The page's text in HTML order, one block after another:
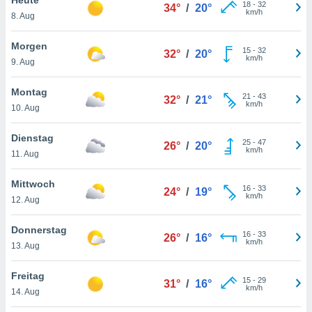
oder
Partner
es uns
das
der
Profil zu
Ihnen
finden
. Sie
jederzeit
Rand
8. Aug
34° / 20° 18- 32
km/h
Morgen
9. Aug
32° / 20° 15- 32
km/h
Montag
10. Aug
32° / 21° 21 - 43
km/h
Dienstag
11. Aug
26° / 20° 25- 47
km/h
Mittwoch
12. Aug
24° / 19° 16- 33
km/h
Donnerstag
13. Aug
26° / 16° 16- 33
km/h
Freitag
14. Aug
31° / 16° 15- 29
km/h